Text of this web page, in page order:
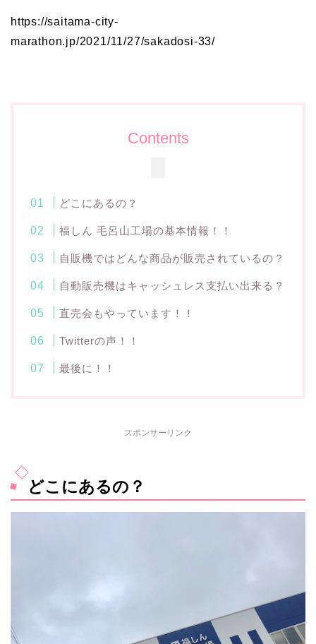
https://saitama-city-
marathon.jp/2021/11/27/sakadosi-33/
Contents
どこにあるの？
福しん 毛呂山工場の基本情報！！
自販機ではどんな商品が販売されているの？
自動販売機はキャッシュレス支払い出来る？
直売会もやっています！！
Twitterの声！！
最後に！！
スポンサーリンク
どこにあるの？